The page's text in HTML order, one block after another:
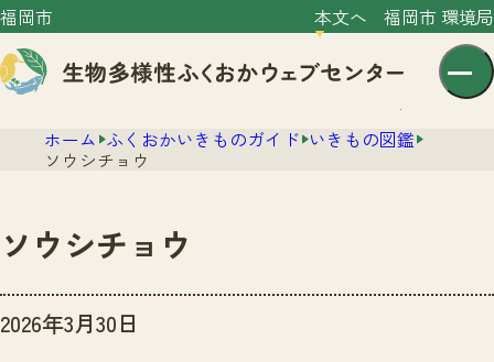
福岡市 本文へ 福岡市 環境局
センター紹介
ニュース
ホーム ふくおかいきものガイド いきもの図鑑
ソウシチョウ
ソウシチョウ
2026年3月30日